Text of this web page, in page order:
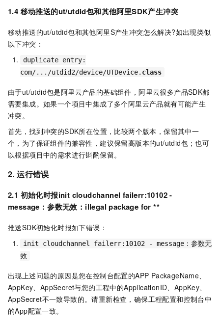
1.4 移动推送的ut/utdid包和其他阿里SDK产生冲突
移动推送的ut/utdid包和其他阿里S产生冲突怎么解决?如出现类似
以下冲突：
duplicate entry:
com/.../utdid2/device/UTDevice. class
由于ut/utdid包是阿里云产品的基础组件，阿里云很多产品SDK都
需要集成。如果一个项目中集成了多个阿里云产品就有可能产生
冲突。
首先，找到冲突的SDK所在位置，比较两个版本，保留其中一
个，为了保证组件的兼容性，建议保留高版本的ut/utdid包；也可
以根据项目中的需求进行斟酌保留。
2. 运行错误
2.1 初始化时报init cloudchannel failerr:10102 -
message：参数无效：illegal package for**
推送SDK初始化时报如下错误：
init cloudchannel failerr: 10102 - message： 参数无
效
出现上述问题的原因是您在控制台配置的APP PackageName、
AppKey、AppSecret与您的工程中的ApplicationID、AppKey、
AppSecret不一致导致的。请重新检查，确保工程配置和控制台中
的App配置一致。